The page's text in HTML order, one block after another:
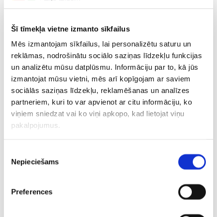
Šī tīmekļa vietne izmanto sīkfailus
Mēs izmantojam sīkfailus, lai personalizētu saturu un
reklāmas, nodrošinātu sociālo saziņas līdzekļu funkcijas
un analizētu mūsu datplūsmu. Informāciju par to, kā jūs
izmantojat mūsu vietni, mēs arī kopīgojam ar saviem
sociālās saziņas līdzekļu, reklamēšanas un analīzes
partneriem, kuri to var apvienot ar citu informāciju, ko
viņiem sniedzat vai ko viņi apkopo, kad lietojat viņu
pakalpojumus.
izvēle
Nepieciešams
Preferences